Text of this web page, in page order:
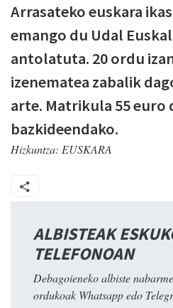
Arrasateko euskara
emango du Udal
antolatuta. 20 ordu
izenematea zabalik
arte. Matrikula 55 euro
bazkideendako.
Hizkuntza: EUSKARA
ALBISTEAK
TELEFONOAN
Debagoieneko albiste
ordukoak Whatsapp edo